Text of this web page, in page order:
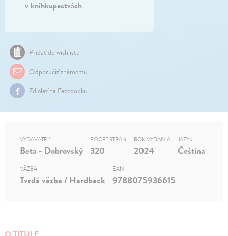
v kníhkupectvách
Pridať do wishlistu
Odporučiť známemu
Zdielať na Facebooku
VYDAVATEĽ
Beta - Dobrovský
POČET STRÁN
320
ROK VYDANIA
2024
JAZYK
Čeština
VÄZBA
Tvrdá väzba / Hardback
EAN
9788075936615